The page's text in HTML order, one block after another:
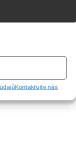
Kontaktujte nás